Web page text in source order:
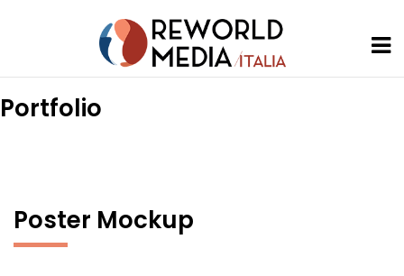
Portfolio
Poster Mockup